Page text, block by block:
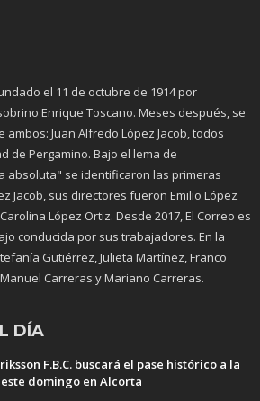
el 11 de octubre de 1914 por
Enrique Toscano. Meses después, se
ambos: Juan Alfredo López Jacob, todos
de Pergamino. Bajo el lema de
absoluta" se identificaron las primeras
Jacob, sus directores fueron Emilio López
López Ortiz. Desde 2017, El Correo es
conducida por sus trabajadores. En la
Gutiérrez, Julieta Martínez, Franco
Carreras y Mariano Carreras.
DÍA
F.B.C. buscará el pase histórico a la
domingo en Alcorta